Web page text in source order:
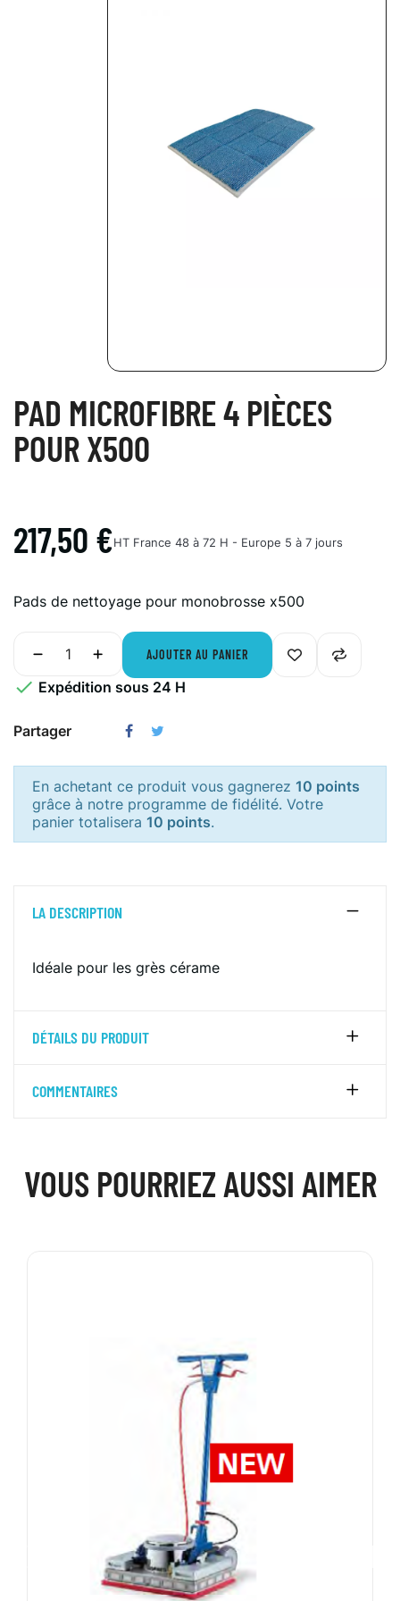
PAD MICROFIBRE 4 PIÈCES
POUR X500
217,50 €HT France 48 à 72 H - Europe 5 à 7 jours
Pads de nettoyage pour monobrosse x500
AJOUTER AU PANIER
 Expédition sous 24 H
Partager
En achetant ce produit vous gagnerez 10 points
grâce à notre programme de fidélité. Votre
panier totalisera 10 points.
LA DESCRIPTION
Idéale pour les grès cérame
DÉTAILS DU PRODUIT
COMMENTAIRES
VOUS POURRIEZ AUSSI AIMER